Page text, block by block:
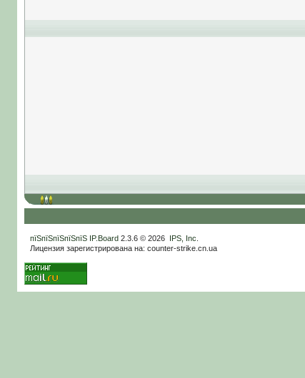
пїЅпїЅпїЅпїЅпїЅ IP.Board2.3.6 © 2026 IPS, Inc
Лицензия зарегистрирована на: counter-strike.cn.ua